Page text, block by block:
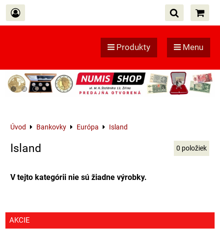
Produkty Menu
Úvod Bankovky Európa Island
Island 0 položiek
AKCIE